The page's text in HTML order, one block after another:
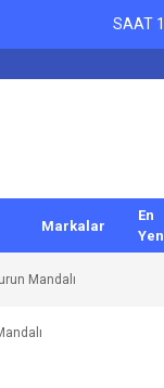
SAAT
Markalar
En
Mandalı